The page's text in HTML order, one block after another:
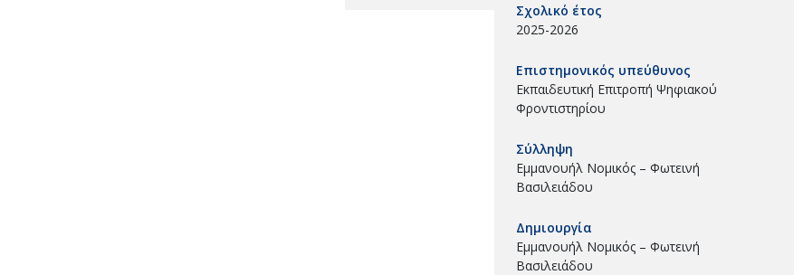
Σχολικό έτος
2025-2026
Επιστημονικός υπεύθυνος
Εκπαιδευτική Επιτροπή Ψηφιακού
Φροντιστηρίου
Σύλληψη
Εμμανουήλ Νομικός – Φωτεινή
Βασιλειάδου
Δημιουργία
Εμμανουήλ Νομικός – Φωτεινή
Βασιλειάδου